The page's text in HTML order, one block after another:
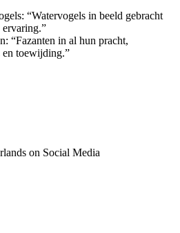
“Watervogels in beeld gebracht
ervaring.”
“Fazanten in al hun pracht,
en toewijding.”
on Social Media